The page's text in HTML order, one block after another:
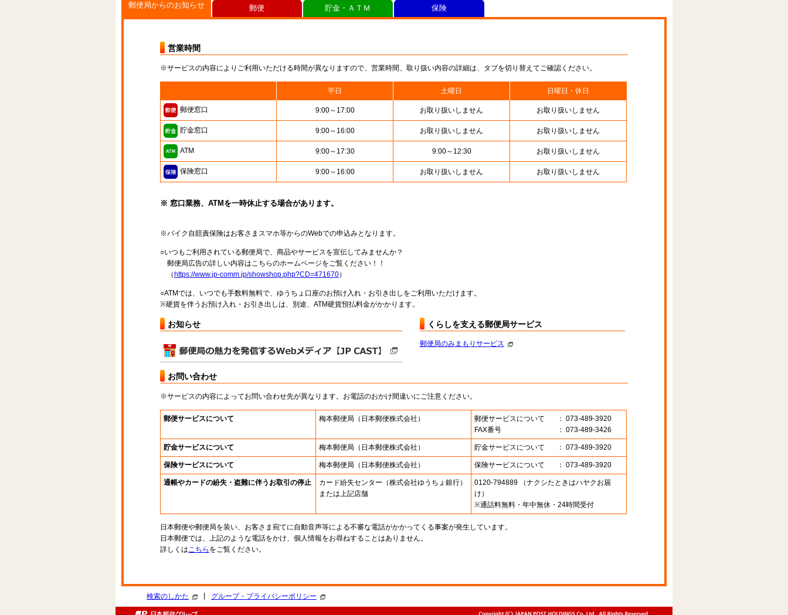
郵便局からのお知らせ
営業時間
※サービスの内容によりご利用いただける時間が異なりますので、営業時間、取り扱い内容の詳細は、タブを切り替えてご確認ください。
平日 土曜日 日曜日・休日
郵便窓口 9:00～17:00 お取り扱いしません お取り扱いしません
貯金窓口 9:00～16:00 お取り扱いしません お取り扱いしません
ATM 9:00～17:30 9:00～12:30 お取り扱いしません
保険窓口 9:00～16:00 お取り扱いしません お取り扱いしません
※ 窓口業務、ATMを一時休止する場合があります。
※バイク自賠責保険はお客さまスマホ等からのWebでの申込みとなります。
○いつもご利用されている郵便局で、商品やサービスを宣伝してみませんか？
郵便局広告の詳しい内容はこちらのホームページをご覧ください！！
（ https://www.jp-comm.jp/showshop.php?CD=471670）
○ATMでは、いつでも手数料無料で、ゆうちょ口座のお預け入れ・お引き出しをご利用いただけます。
※硬貨を伴うお預け入れ・お引き出しは、別途、ATM硬貨預払料金がかかります。
お知らせ くらしを支える郵便局サービス
郵便局のみまもりサービス
お問い合わせ
※サービスの内容によってお問い合わせ先が異なります。お電話のおかけ間違いにご注意ください。
郵便サービスについて 梅本郵便局 （日本郵便株式会社） 郵便サービスについて
： 073-489-3920
FAX番号
： 073-489-3426
貯金サービスについて 梅本郵便局 （日本郵便株式会社） 貯金サービスについて ： 073-489-3920
保険サービスについて 梅本郵便局 （日本郵便株式会社） 保険サービスについて ： 073-489-3920
通帳やカードの紛失・盗難に伴うお取引の停止 カード紛失センター （株式会社ゆうちょ銀行）
または上記店舗
0120-794889 （ナクシたときはハヤクお届
け）
※通話料無料・年中無休・24時間受付
日本郵便や郵便局を装い、お客さま宛てに自動音声等による不審な電話がかかってくる事案が発生しています。
日本郵便では、上記のような電話をかけ、個人情報をお尋ねすることはありません。
詳しくはこちら をご覧ください。
郵便 貯金・ＡＴＭ 保険
検索のしかた グループ・プライバシーポリシー